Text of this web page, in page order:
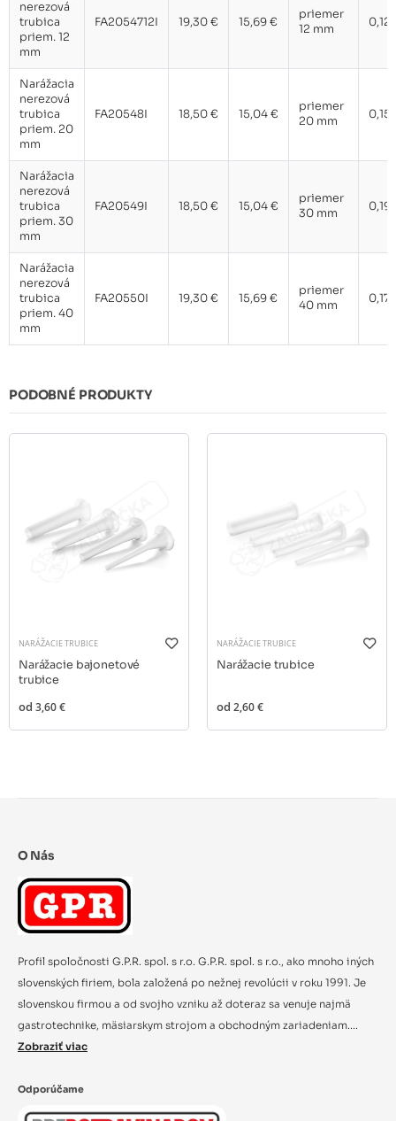
nerezová
trubica
priem. 12
mm
FA2054712I 19,30 € 15,69 €
priemer
12 mm
0,12
Narážacia
nerezová
trubica
priem. 20
mm
FA20548I 18,50 € 15,04 €
priemer
20 mm
0,15
Narážacia
nerezová
trubica
priem. 30
mm
FA20549I 18,50 € 15,04 €
priemer
30 mm
0,19
Narážacia
nerezová
trubica
priem. 40
mm
FA20550I 19,30 € 15,69 €
priemer
40 mm
0,17
PODOBNÉ PRODUKTY
NARÁŽACIE TRUBICE
Narážacie bajonetové
trubice
od 3,60 €
NARÁŽACIE TRUBICE
Narážacie trubice
od 2,60 €
O Nás
Profil spoločnosti G.P.R. spol. s r.o. G.P.R. spol. s r.o., ako mnoho iných
slovenských firiem, bola založená po nežnej revolúcii v roku 1991. Je
slovenskou firmou a od svojho vzniku až doteraz sa venuje najmä
gastrotechnike, mäsiarskym strojom a obchodným zariadeniam....
Zobraziť viac
Odporúčame